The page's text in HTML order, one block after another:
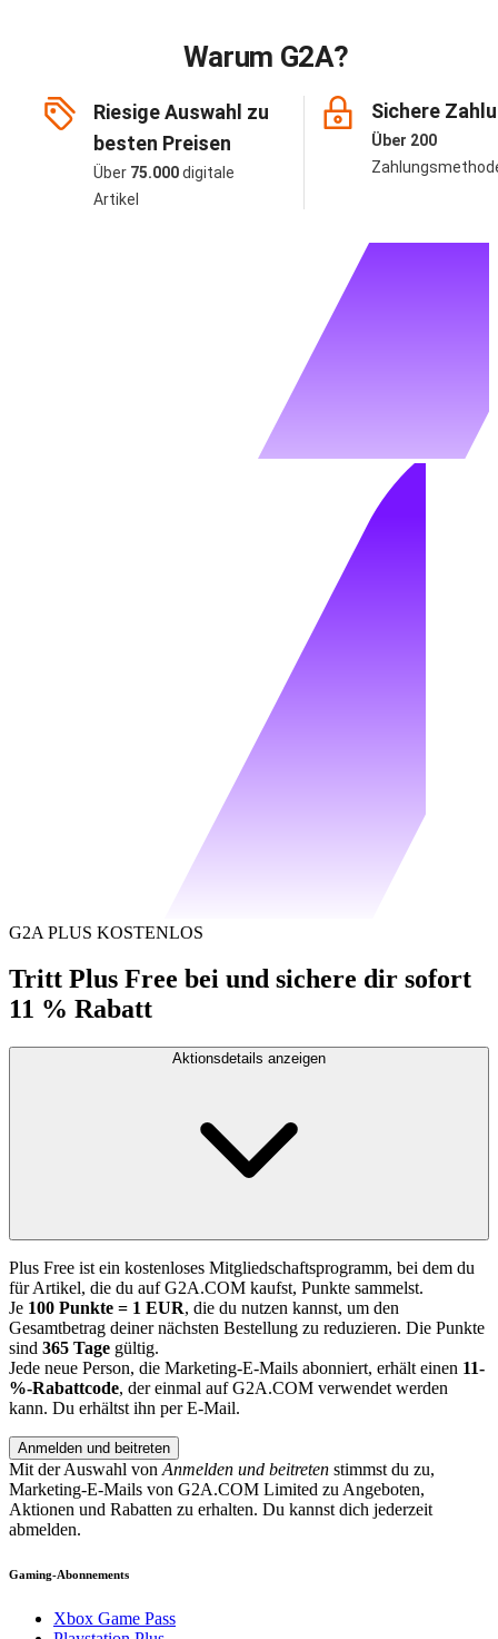
Warum G2A?
Riesige Auswahl zu
besten Preisen
Über 75.000digitale
Artikel
Sichere
Über 200
G2A PLUS KOSTENLOS
Tritt Plus Free bei und sichere dir sofort
11 % Rabatt
Aktionsdetails anzeigen
Plus Free ist ein kostenloses Mitgliedschaftsprogramm, bei dem du
für Artikel, die du auf G2A.COM kaufst, Punkte sammelst.
Je 100 Punkte = 1 EUR, die du nutzen kannst, um den
Gesamtbetrag deiner nächsten Bestellung zu reduzieren. Die Punkte
sind 365 Tage gültig.
Jede neue Person, die Marketing-E-Mails abonniert, erhält einen 11-
%-Rabattcode, der einmal auf G2A.COM verwendet werden
kann. Du erhältst ihn per E-Mail.
Anmelden und beitreten
Mit der Auswahl von Anmelden und beitreten stimmst du zu,
Marketing-E-Mails von G2A.COM Limited zu Angeboten,
Aktionen und Rabatten zu erhalten. Du kannst dich jederzeit
abmelden.
Gaming-Abonnements
Xbox Game Pass